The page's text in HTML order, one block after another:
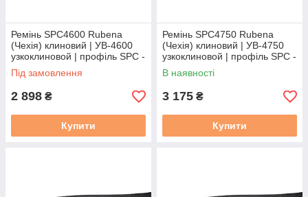
Ремінь SPC4600 Rubena
(Чехія) клиновий | УВ-4600
узкоклиновой | профіль SPC -
4600
Під замовлення
2 898 ₴
Купити
Ремінь SPC4750 Rubena
(Чехія) клиновий | УВ-4750
узкоклиновой | профіль SPC -
4750
В наявності
3 175 ₴
Купити